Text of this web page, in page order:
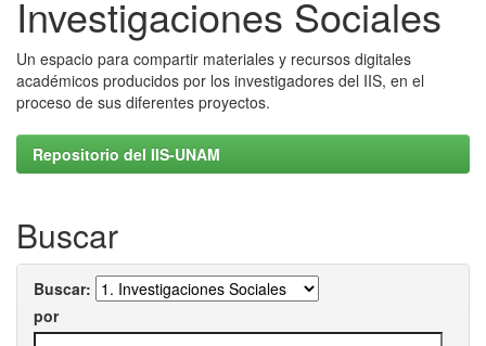
Investigaciones Sociales
Un espacio para compartir materiales y recursos digitales
académicos producidos por los investigadores del IIS, en el
proceso de sus diferentes proyectos.
Repositorio del IIS-UNAM
Buscar
Buscar:
por